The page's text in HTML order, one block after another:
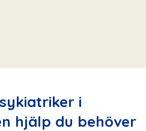
i
hjälp du behöver